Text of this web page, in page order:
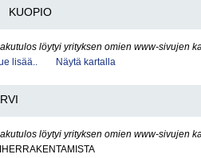
KUOPIO
löytyi yrityksen omien www-sivujen
lisää..
Näytä kartalla
löytyi yrityksen omien www-sivujen